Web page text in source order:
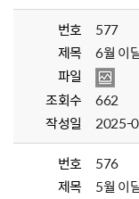
번호
577
제목
6월 이
파일
조회수
662
작성일
2025-
번호
576
제목
5월 이